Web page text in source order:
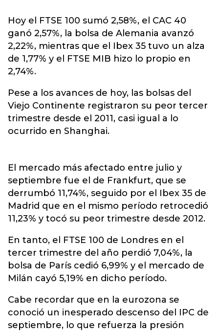
Hoy el FTSE 100 sumó 2,58%, el CAC 40
ganó 2,57%, la bolsa de Alemania avanzó
2,22%, mientras que el Ibex 35 tuvo un alza
de 1,77% y el FTSE MIB hizo lo propio en
2,74%.
Pese a los avances de hoy, las bolsas del
Viejo Continente registraron su peor tercer
trimestre desde el 2011, casi igual a lo
ocurrido en Shanghai.
El mercado más afectado entre julio y
septiembre fue el de Frankfurt, que se
derrumbó 11,74%, seguido por el Ibex 35 de
Madrid que en el mismo período retrocedió
11,23% y tocó su peor trimestre desde 2012.
En tanto, el FTSE 100 de Londres en el
tercer trimestre del año perdió 7,04%, la
bolsa de París cedió 6,99% y el mercado de
Milán cayó 5,19% en dicho período.
Cabe recordar que en la eurozona se
conoció un inesperado descenso del IPC de
septiembre, lo que refuerza la presión